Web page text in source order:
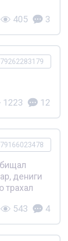
405 3
1223 12
дениги
трахал
543 4